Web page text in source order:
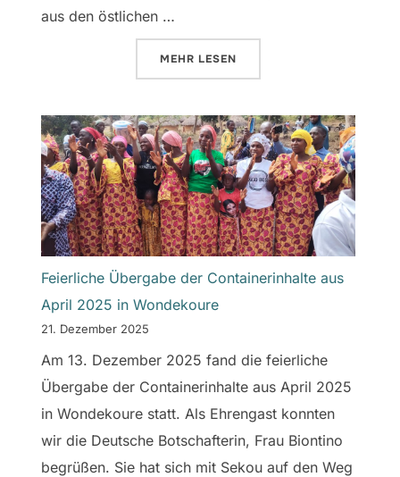
aus den östlichen …
MEHR ÜBER „DAS LANGERSEHNTE
LESEN
Feierliche Übergabe der Containerinhalte aus
April 2025 in Wondekoure
21. Dezember 2025
Am 13. Dezember 2025 fand die feierliche
Übergabe der Containerinhalte aus April 2025
in Wondekoure statt. Als Ehrengast konnten
wir die Deutsche Botschafterin, Frau Biontino
begrüßen. Sie hat sich mit Sekou auf den Weg